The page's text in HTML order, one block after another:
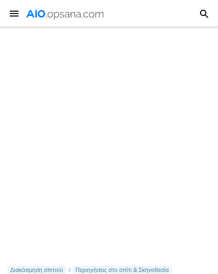
Διακόσμηση σπιτιού Περιηγήσεις στο σπίτι & Σκηνοθεσία